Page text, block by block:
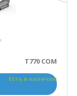
T770 COM
Есть в наличии